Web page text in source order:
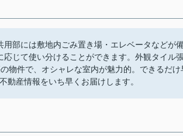
部には敷地内ごみ置き場・エレベータなどが
じて使い分けることができます。外観タイル
物件で、オシャレな室内が魅力的。できるだけ
産情報をいち早くお届けします。